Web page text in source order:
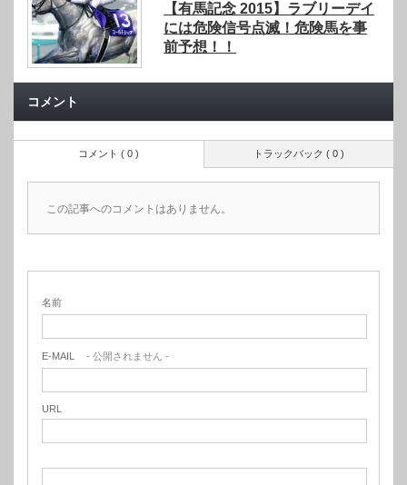
【有馬記念 2015】ラブリーデイ
には危険信号点滅！危険馬を事
前予想！！
コメント
トラックバック ( 0 )
コメント ( 0 )
この記事へのコメントはありません。
名前
E-MAIL - 公開されません -
URL